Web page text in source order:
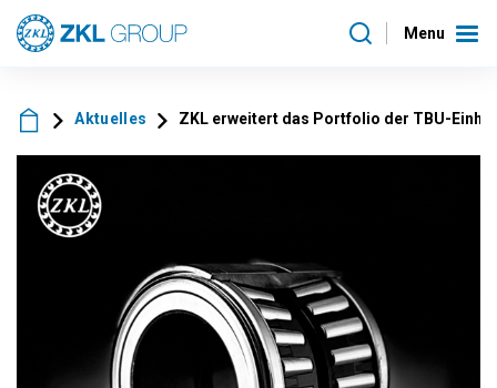
Menu
Aktuelles ZKL erweitert das Portfolio der TBU-